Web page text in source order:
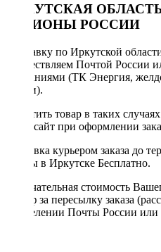
ИРКУТСКАЯ
РЕГИОНЫ РОССИИ
Отправку по Иркутской
осуществляем Почтой России
компаниями (ТК Энергия,
линии).
Оплатить товар в таких
через сайт при оформлении
Доставка курьером заказа до
Почты в Иркутске Бесплатно.
Окончательная стоимость
Тариф за пересылку заказа
в отделении Почты России